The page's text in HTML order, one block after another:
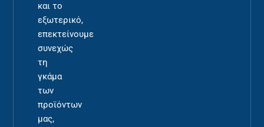
και το
εξωτερικό,
επεκτείνουμε
συνεχώς
τη
γκάμα
των
προϊόντων
μας,